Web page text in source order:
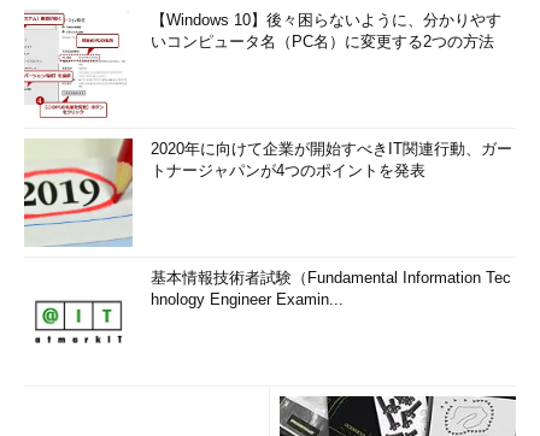
【Windows 10】後々困らないように、分かりやす
いコンピュータ名（PC名）に変更する2つの方法
2020年に向けて企業が開始すべきIT関連行動、ガー
トナージャパンが4つのポイントを発表
基本情報技術者試験（Fundamental Information Tec
hnology Engineer Examin...